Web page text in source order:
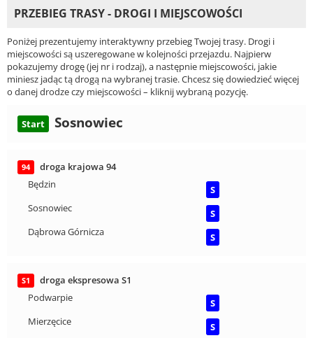
PRZEBIEG TRASY - DROGI I MIEJSCOWOŚCI
Poniżej prezentujemy interaktywny przebieg Twojej trasy. Drogi i
miejscowości są uszeregowane w kolejności przejazdu. Najpierw
pokazujemy drogę (jej nr i rodzaj), a następnie miejscowości, jakie
miniesz jadąc tą drogą na wybranej trasie. Chcesz się dowiedzieć więcej
o danej drodze czy miejscowości – kliknij wybraną pozycję.
Start Sosnowiec
94
droga krajowa 94
Będzin
S
Sosnowiec
S
Dąbrowa Górnicza
S
S1
droga ekspresowa S1
Podwarpie
S
Mierzęcice
S